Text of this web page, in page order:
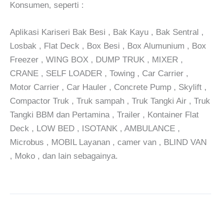
Konsumen, seperti :
Aplikasi Kariseri Bak Besi , Bak Kayu , Bak Sentral ,
Losbak , Flat Deck , Box Besi , Box Alumunium , Box
Freezer , WING BOX , DUMP TRUK , MIXER ,
CRANE , SELF LOADER , Towing , Car Carrier ,
Motor Carrier , Car Hauler , Concrete Pump , Skylift ,
Compactor Truk , Truk sampah , Truk Tangki Air , Truk
Tangki BBM dan Pertamina , Trailer , Kontainer Flat
Deck , LOW BED , ISOTANK , AMBULANCE ,
Microbus , MOBIL Layanan , camer van , BLIND VAN
, Moko , dan lain sebagainya.